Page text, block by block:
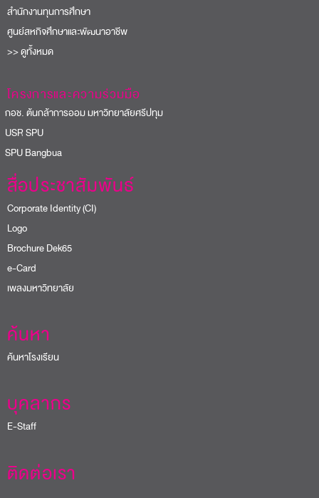
สำนักงานทุนการศึกษา
ศูนย์สหกิจศึกษาและพัฒนาอาชีพ
>> ดูทั้งหมด
โครงการและความร่วมมือ
ช. ต้นกล้าการออม มหาวิทยาลัยศรีปทุม
SPU
Bangbua
สื่อประชาสัมพันธ์
Corporate Identity (CI)
Logo
Brochure Dek65
e-Card
เพลงมหาวิทยาลัย
ค้นหา
ค้นหาโรงเรียน
บุคลากร
E-Staff
ติดต่อเรา